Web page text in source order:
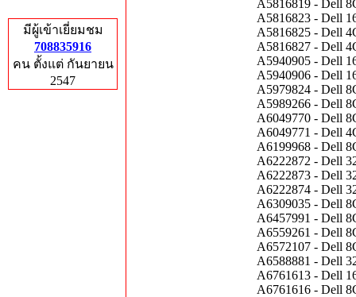
มีผู้เข้าเยี่ยมชม
708835916
คน ตั้งแต่ กันยายน
2547
A5816819 - Dell
A5816823 - Dell
A5816825 - Dell
A5816827 - Dell
A5940905 - Dell
A5940906 - Dell
A5979824 - Dell
A5989266 - Dell
A6049770 - Dell
A6049771 - Dell
A6199968 - Dell
A6222872 - Dell
A6222873 - Dell
A6222874 - Dell
A6309035 - Dell
A6457991 - Dell
A6559261 - Dell
A6572107 - Dell
A6588881 - Dell
A6761613 - Dell
A6761616 - Dell